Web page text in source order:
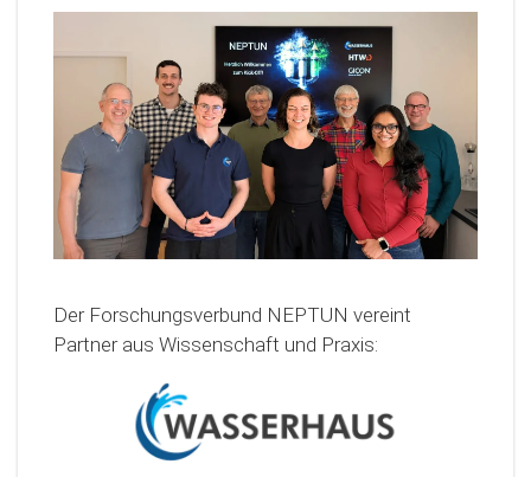
Der Forschungsverbund NEPTUN vereint
Partner aus Wissenschaft und Praxis: